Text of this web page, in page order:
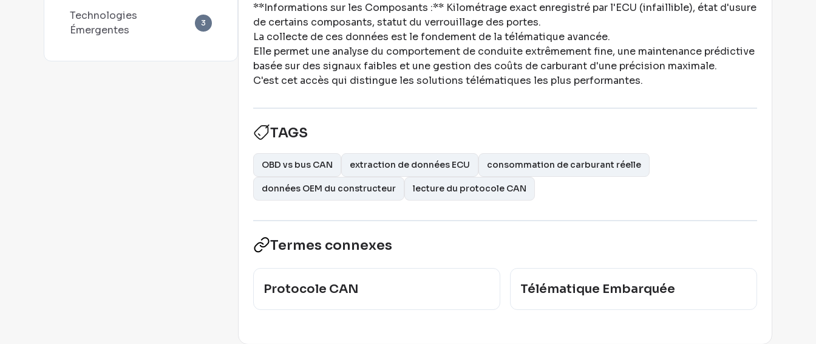
Technologies
Émergentes
3
**Informations sur les Composants :** Kilométrage exact enregistré par l'ECU (infaillible), état d'usure
de certains composants, statut du verrouillage des portes.
La collecte de ces données est le fondement de la télématique avancée.
Elle permet une analyse du comportement de conduite extrêmement fine, une maintenance prédictive
basée sur des signaux faibles et une gestion des coûts de carburant d'une précision maximale.
C'est cet accès qui distingue les solutions télématiques les plus performantes.
TAGS
OBD vs bus CAN extraction de données ECU consommation de carburant réelle
données OEM du constructeur lecture du protocole CAN
Termes connexes
Protocole CAN Télématique Embarquée